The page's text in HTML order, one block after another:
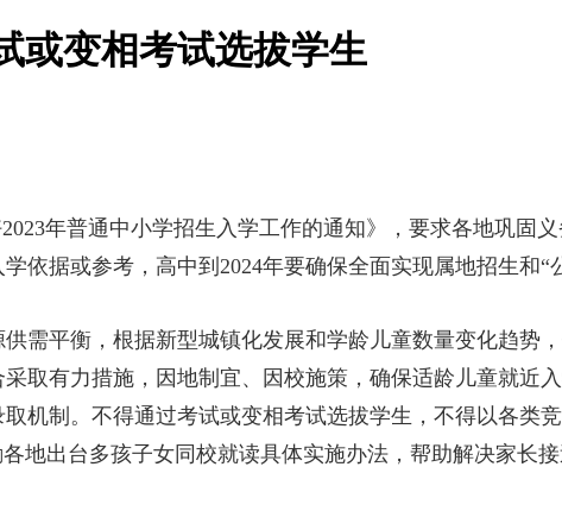
或变相考试选拔学生
年普通中小学招生入学工作的通知》，要求各地巩固
依据或参考，高中到2024年要确保全面实现属地招生和“
平衡，根据新型城镇化发展和学龄儿童数量变化趋势
取有力措施，因地制宜、因校施策，确保适龄儿童就近
机制。不得通过考试或变相考试选拔学生，不得以各类
地出台多孩子女同校就读具体实施办法，帮助解决家长接